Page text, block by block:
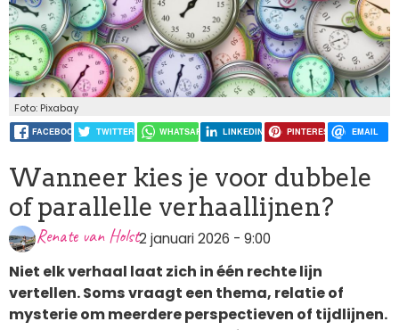
Foto: Pixabay
FACEBOOK TWITTER WHATSAPP LINKEDIN PINTEREST EMAIL
Wanneer kies je voor dubbele
of parallelle verhaallijnen?
Renate van Holst2 januari 2026 - 9:00
Niet elk verhaal laat zich in één rechte lijn
vertellen. Soms vraagt een thema, relatie of
mysterie om meerdere perspectieven of tijdlijnen.